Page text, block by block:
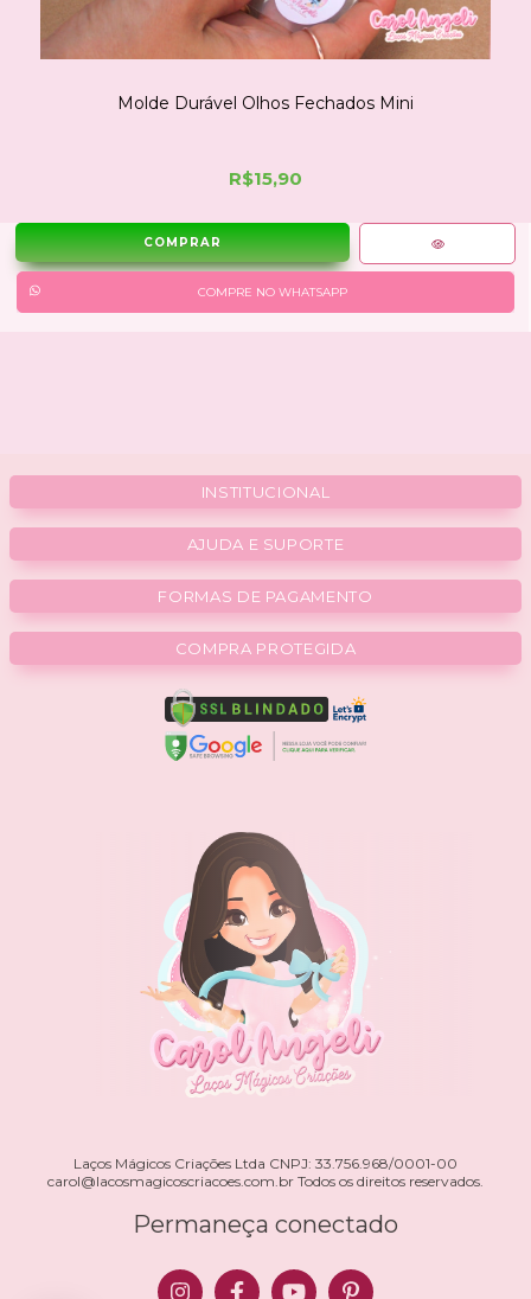
Molde Durável Olhos Fechados Mini
R$15,90
COMPRE NO WHATSAPP
INSTITUCIONAL
AJUDA E SUPORTE
FORMAS DE PAGAMENTO
COMPRA PROTEGIDA
Laços Mágicos Criações Ltda CNPJ: 33.756.968/0001-00
carol@lacosmagicoscriacoes.com.br Todos os direitos reservados.
Permaneça conectado